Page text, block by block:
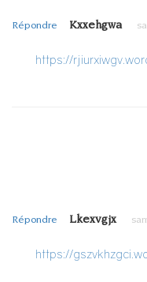
Kxxehgwa
Répondre
https://
Lkexvgjx
Répondre
https://